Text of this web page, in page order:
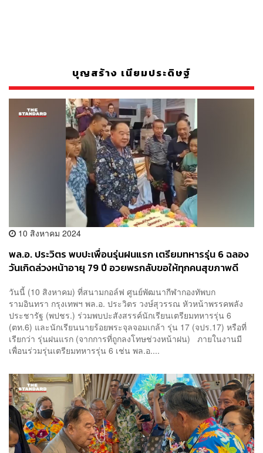
บุญสร้าง เนียมประดิษฐ์
10 สิงหาคม 2024
พล.อ. ประวิตร พบปะเพื่อนรุ่นฝนแรก เตรียมทหารรุ่น 6 ฉลอง
วันเกิดล่วงหน้าอายุ 79 ปี อวยพรกลับขอให้ทุกคนสุขภาพดี
วันนี้ (10 สิงหาคม) ที่สนามกอล์ฟ ศูนย์พัฒนากีฬากองทัพบก
รามอินทรา กรุงเทพฯ พล.อ. ประวิตร วงษ์สุวรรณ หัวหน้าพรรคพลัง
ประชารัฐ (พปชร.) ร่วมพบปะสังสรรค์นักเรียนเตรียมทหารรุ่น 6
(ตท.6) และนักเรียนนายร้อยพระจุลจอมเกล้า รุ่น 17 (จปร.17) หรือที่
เรียกว่า รุ่นฝนแรก (จากการที่ถูกลงโทษช่วงหน้าฝน) ภายในงานมี
เพื่อนร่วมรุ่นเตรียมทหารรุ่น 6 เช่น พล.อ....